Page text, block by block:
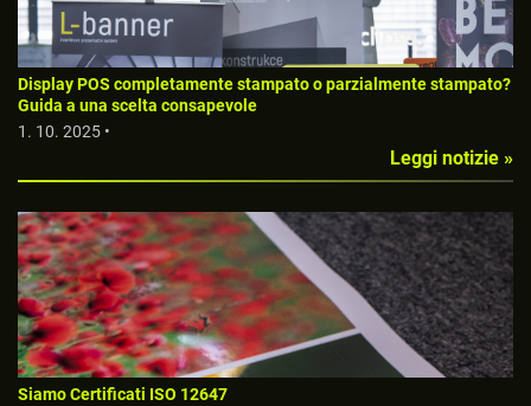
Display POS completamente stampato o parzialmente stampato?
Guida a una scelta consapevole
1. 10. 2025 •
Leggi notizie »
Siamo Certificati ISO 12647